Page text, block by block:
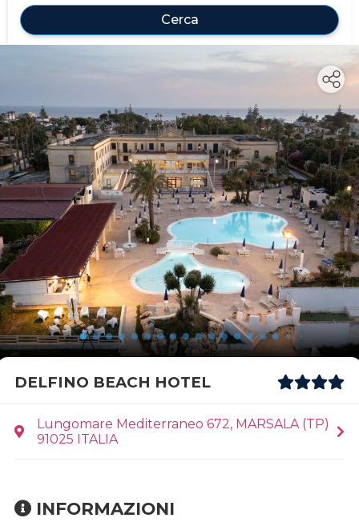
Cerca
DELFINO BEACH HOTEL
Lungomare Mediterraneo 672, MARSALA (TP)
91025 ITALIA
INFORMAZIONI